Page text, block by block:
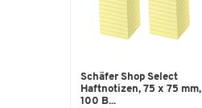
Schäfer Shop Select
Haftnotizen, 75 x 75 mm,
100 B...